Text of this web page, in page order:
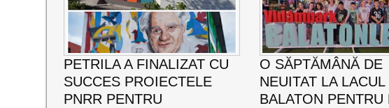
PETRILA A FINALIZAT CU
SUCCES PROIECTELE
PNRR PENTRU
O SĂPTĂMÂNĂ DE
NEUITAT LA LACUL
BALATON PENTRU